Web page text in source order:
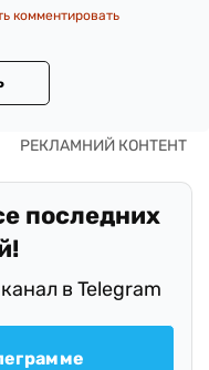
комментировать
последних
в Telegram